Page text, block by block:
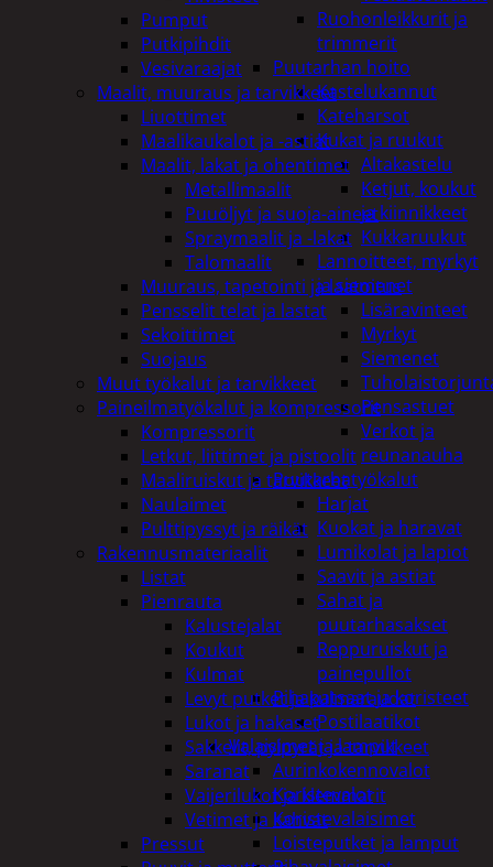
Ruohonleikkurit ja
trimmerit
Puutarhan hoito
Kastelukannut
Kateharsot
Kukat ja ruukut
Altakastelu
Ketjut, koukut
ja kiinnikkeet
Kukkaruukut
Lannoitteet, myrkyt
ja siemenet
Lisäravinteet
Myrkyt
Siemenet
Pensastuet
Verkot ja
reunanauha
Puutarhatyökalut
Harjat
Kuokat ja haravat
Lumikolat ja lapiot
Saavit ja astiat
Sahat ja
puutarhasakset
Reppuruiskut ja
painepullot
Pihapatsaat ja koristeet
Postilaatikot
Valaisimet ja lamput
Aurinkokennovalot
Koristevalot
Koristevalaisimet
Loisteputket ja lamput
Pumput
Putkipihdit
Vesivaraajat
Maalit, muuraus ja tarvikkeet
Liuottimet
Maalikaukalot ja -astiat
Maalit, lakat ja ohentimet
Metallimaalit
Puuöljyt ja suoja-aineet
Spraymaalit ja -lakat
Talomaalit
Muuraus, tapetointi ja laatoitus
Pensselit telat ja lastat
Sekoittimet
Suojaus
Muut työkalut ja tarvikkeet
Paineilmatyökalut ja kompressorit
Kompressorit
Letkut, liittimet ja pistoolit
Maaliruiskut ja tarvikkeet
Naulaimet
Pulttipyssyt ja räikät
Rakennusmateriaalit
Listat
Pienrauta
Kalustejalat
Koukut
Kulmat
Levyt putket ja kulmaraudat
Lukot ja hakaset
Sakkelit, pylpyrät ja tarvikkeet
Saranat
Vaijerilukot ja klemmarit
Vetimet ja kahvat
Pressut